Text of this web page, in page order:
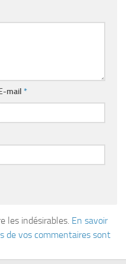
mail *
les indésirables. En savoir
de vos commentaires sont